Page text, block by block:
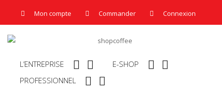
Mon compte Commander Connexion
 
L’ENTREPRISE  
E-SHOP
 
PROFESSIONNEL